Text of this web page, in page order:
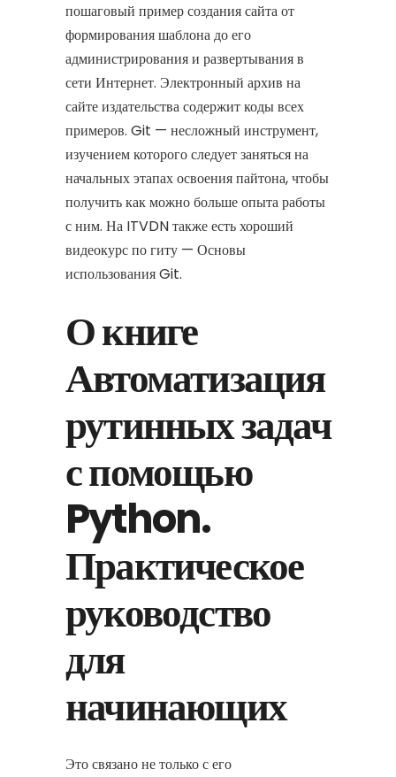
пошаговый пример создания сайта от
формирования шаблона до его
администрирования и развертывания в
сети Интернет. Электронный архив на
сайте издательства содержит коды всех
примеров. Git — несложный инструмент,
изучением которого следует заняться на
начальных этапах освоения пайтона, чтобы
получить как можно больше опыта работы
с ним. На ITVDN также есть хороший
видеокурс по гиту — Основы
использования Git.
О книге
Автоматизация
рутинных задач
с помощью
Python.
Практическое
руководство
для
начинающих
Это связано не только с его